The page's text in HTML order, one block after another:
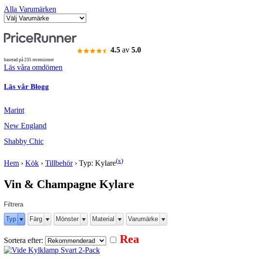
Alla Varumärken
4.5 av 5.0
baserad på 235 recensioner
Läs våra omdömen
Läs vår Blogg
Marint
New England
Shabby Chic
Hem › Kök › Tillbehör› Typ: Kylare(x)
Vin & Champagne Kylare
Filtrera
Typ
Färg Mönster Material Varumärke
Sortera efter: Rea